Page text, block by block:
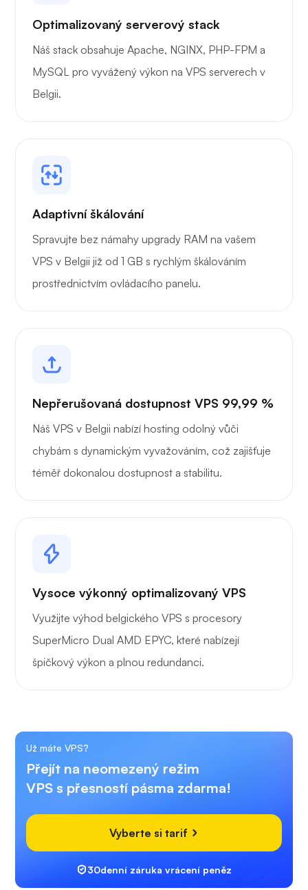
Optimalizovaný serverový stack
Náš stack obsahuje Apache, NGINX, PHP-FPM a
MySQL pro vyvážený výkon na VPS serverech v
Belgii.
Adaptivní škálování
Spravujte bez námahy upgrady RAM na vašem
VPS v Belgii již od 1 GB s rychlým škálováním
prostřednictvím ovládacího panelu.
Nepřerušovaná dostupnost VPS 99,99 %
Náš VPS v Belgii nabízí hosting odolný vůči
chybám s dynamickým vyvažováním, což zajišťuje
téměř dokonalou dostupnost a stabilitu.
Vysoce výkonný optimalizovaný VPS
Využijte výhod belgického VPS s procesory
SuperMicro Dual AMD EPYC, které nabízejí
špičkový výkon a plnou redundanci.
Už máte VPS?
Přejít na neomezený režim
VPS s přesností pásma zdarma!
Vyberte si tarif
30denní záruka vrácení peněz